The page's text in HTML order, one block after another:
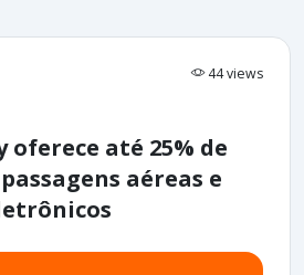
44 views
oferece até 25% de
aéreas e